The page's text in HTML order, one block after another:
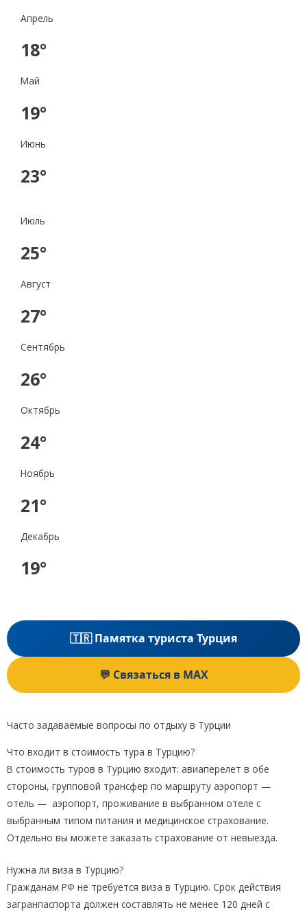
Апрель
18°
Май
19°
Июнь
23°
Июль
25°
Август
27°
Сентябрь
26°
Октябрь
24°
Ноябрь
21°
Декабрь
19°
🇹🇷 Памятка туриста Турция
💬 Связаться в MAX
Часто задаваемые вопросы по отдыху в Турции
Что входит в стоимость тура в Турцию?
В стоимость туров в Турцию входит: авиаперелет в обе
стороны, групповой трансфер по маршруту аэропорт —
отель — аэропорт, проживание в выбранном отеле с
выбранным типом питания и медицинское страхование.
Отдельно вы можете заказать страхование от невыезда.
Нужна ли виза в Турцию?
Гражданам РФ не требуется виза в Турцию. Срок действия
загранпаспорта должен составлять не менее 120 дней с